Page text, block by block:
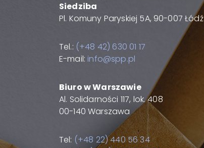
Siedziba
Pl. Komuny Paryskiej 5A, 90-007 Łódź
Tel.: (+48 42) 630 01 17
E-mail: info@spp.pl
Biuro w Warszawie
Al. Solidarności 117, lok. 408
00-140 Warszawa
Tel: (+48 22) 440 56 34